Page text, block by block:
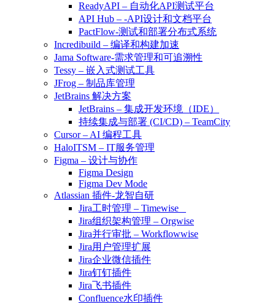
ReadyAPI – 自动化API测试平台
API Hub – -API设计和文档平台
PactFlow-测试和部署分布式系统
Incredibuild – 编译和构建加速
Jama Software-需求管理和可追溯性
Tessy – 嵌入式测试工具
JFrog – 制品库管理
JetBrains 解决方案
JetBrains – 集成开发环境（IDE）
持续集成与部署 (CI/CD) – TeamCity
Cursor – AI 编程工具
HaloITSM – IT服务管理
Figma – 设计与协作
Figma Design
Figma Dev Mode
Atlassian 插件-龙智自研
Jira工时管理 – Timewise
Jira组织架构管理 – Orgwise
Jira并行审批 – Workflowwise
Jira用户管理扩展
Jira企业微信插件
Jira钉钉插件
Jira飞书插件
Confluence水印插件